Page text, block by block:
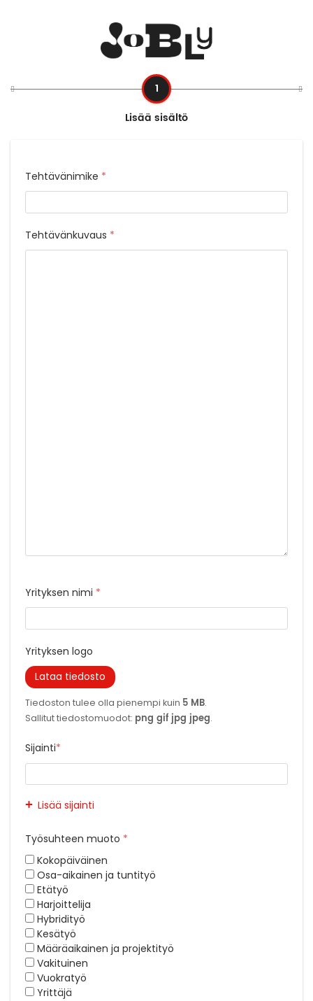
Lisää sisältö
Tehtävänimike *
Tehtävänkuvaus *
Yrityksen nimi *
Yrityksen logo
Lataa tiedosto
Tiedoston tulee olla pienempi kuin 5 MB.
Sallitut tiedostomuodot: png gif jpg jpeg.
Sijainti*
Työsuhteen muoto *
Kokopäiväinen
Osa-aikainen ja tuntityö
Etätyö
Harjoittelija
Hybridityö
Kesätyö
Määräaikainen ja projektityö
Vakituinen
Vuokratyö
Yrittäjä